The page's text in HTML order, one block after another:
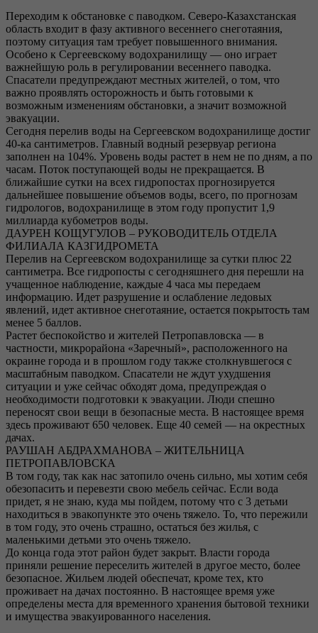
Переходим к обстановке с паводком. Северо-Казахстанская
область входит в фазу активного весеннего снеготаяния,
поэтому ситуация там требует повышенного внимания.
Особено к Сергеевскому водохранилищу — оно играет
важнейшую роль в регулировании весеннего паводка.
Спасатели предупреждают местных жителей, о том, что
важно проявлять осторожность и быть готовыми к
возможным изменениям обстановки, а значит возможной
эвакуации.
Сегодня перелив воды на Сергеевском водохранилище достиг
40-ка сантиметров. Главный водный резервуар региона
заполнен на 104%. Уровень воды растет в нем не по дням, а по
часам. Поток поступающей воды не прекращается. В
ближайшие сутки на всех гидропостах прогнозируется
дальнейшее повышение объемов воды, всего, по прогнозам
гидрологов, водохранилище в этом году пропустит 1,9
миллиарда кубометров воды.
ДАУРЕН КОЩУГУЛОВ – РУКОВОДИТЕЛЬ ОТДЕЛА
ФИЛИАЛА КАЗГИДРОМЕТА
Перелив на Сергеевском водохранилище за сутки плюс 22
сантиметра. Все гидропосты с сегодняшнего дня перешли на
учащенное наблюдение, каждые 4 часа мы передаем
информацию. Идет разрушение и ослабление ледовых
явлений, идет активное снеготаяние, остается покрытость там
менее 5 баллов.
Растет беспокойство и жителей Петропавловска — в
частности, микрорайона «Заречный», расположенного на
окраине города и в прошлом году также столкнувшегося с
масштабным паводком. Спасатели не ждут ухудшения
ситуации и уже сейчас обходят дома, предупреждая о
необходимости подготовки к эвакуации. Люди спешно
переносят свои вещи в безопасные места. В настоящее время
здесь проживают 650 человек. Еще 40 семей — на окрестных
дачах.
РАУШАН АБДРАХМАНОВА – ЖИТЕЛЬНИЦА
ПЕТРОПАВЛОВСКА
В том году, так как нас затопило очень сильно, мы хотим себя
обезопасить и перевезти свою мебель сейчас. Если вода
придет, я не знаю, куда мы пойдем, потому что с 3 детьми
находиться в эвакопункте это очень тяжело. То, что пережили
в том году, это очень страшно, остаться без жилья, с
маленькими детьми это очень тяжело.
До конца года этот район будет закрыт. Власти города
приняли решение переселить жителей в другое место, более
безопасное. Жильем людей обеспечат, кроме тех, кто
проживает на дачах постоянно. В настоящее время уже
определены места для временного хранения бытовой техники
и имущества эвакуированного населения.